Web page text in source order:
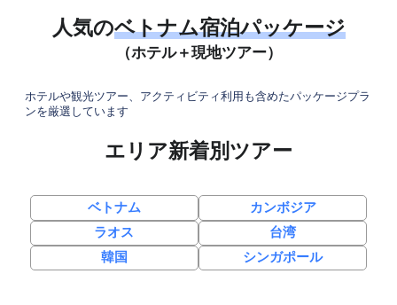
人気のベトナム宿泊パッケージ
（ホテル＋現地ツアー）
ホテルや観光ツアー、アクティビティ利用も含めたパッケージプラ
ンを厳選しています
エリア新着別ツアー
ベトナム
カンボジア
ラオス
台湾
韓国
シンガポール